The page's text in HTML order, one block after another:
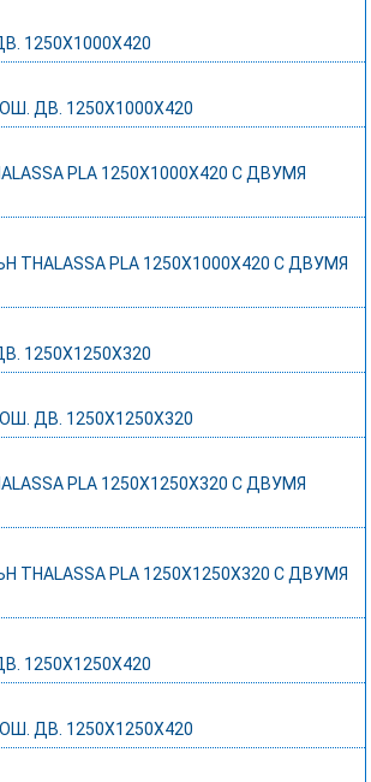
1250Х1000Х420
ДВ. 1250Х1000Х420
PLA 1250X1000X420 C ДВУМЯ
PLA 1250X1000X420 C ДВУМЯ
1250Х1250Х320
ДВ. 1250Х1250Х320
PLA 1250X1250X320 C ДВУМЯ
PLA 1250X1250X320 C ДВУМЯ
1250Х1250Х420
ДВ. 1250Х1250Х420